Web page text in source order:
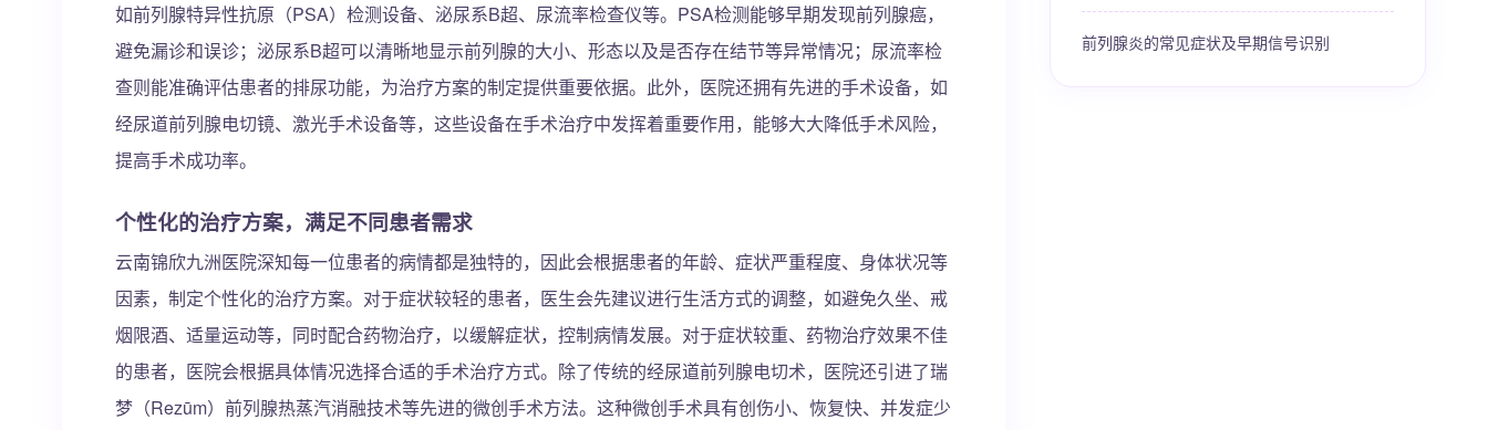
如前列腺特异性抗原（PSA）检测设备、泌尿系B超、尿流率检查仪等。PSA检测能够早期发现前列腺癌，
避免漏诊和误诊；泌尿系B超可以清晰地显示前列腺的大小、形态以及是否存在结节等异常情况；尿流率检
查则能准确评估患者的排尿功能，为治疗方案的制定提供重要依据。此外，医院还拥有先进的手术设备，如
经尿道前列腺电切镜、激光手术设备等，这些设备在手术治疗中发挥着重要作用，能够大大降低手术风险，
提高手术成功率。
个性化的治疗方案，满足不同患者需求
云南锦欣九洲医院深知每一位患者的病情都是独特的，因此会根据患者的年龄、症状严重程度、身体状况等
因素，制定个性化的治疗方案。对于症状较轻的患者，医生会先建议进行生活方式的调整，如避免久坐、戒
烟限酒、适量运动等，同时配合药物治疗，以缓解症状，控制病情发展。对于症状较重、药物治疗效果不佳
的患者，医院会根据具体情况选择合适的手术治疗方式。除了传统的经尿道前列腺电切术，医院还引进了瑞
梦（Rezūm）前列腺热蒸汽消融技术等先进的微创手术方法。这种微创手术具有创伤小、恢复快、并发症少
前列腺炎的常见症状及早期信号识别